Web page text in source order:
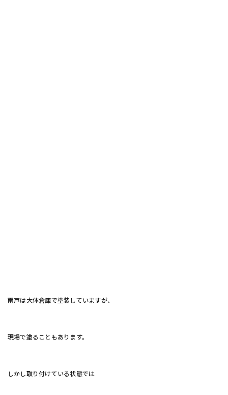
雨戸は大体倉庫で塗装していますが、
現場で塗ることもあります。
しかし取り付けている状態では